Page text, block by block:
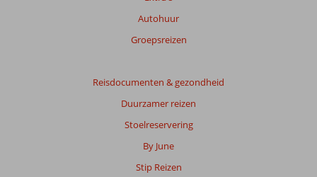
Autohuur
Groepsreizen
Reisdocumenten & gezondheid
Duurzamer reizen
Stoelreservering
By June
Stip Reizen